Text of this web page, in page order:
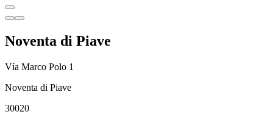
Noventa di Piave
Vía Marco Polo 1
Noventa di Piave
30020